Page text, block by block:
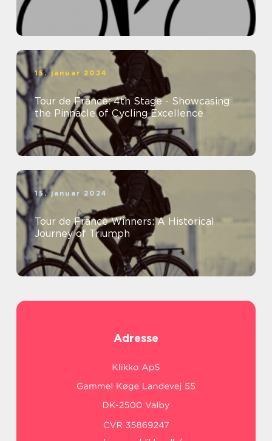
15. januar 2024
Tour de France: 4th Stage - Showcasing
the Pinnacle of Cycling Excellence
15. januar 2024
Tour de France Winners: A Historical
Journey of Triumph
Adresse